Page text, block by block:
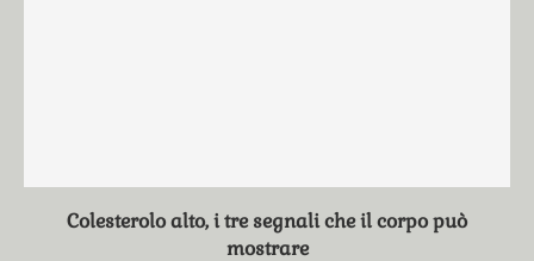
Colesterolo alto, i tre segnali che il corpo può
mostrare